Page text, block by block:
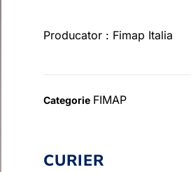
Producator : Fimap Italia
Categorie FIMAP
CURIER